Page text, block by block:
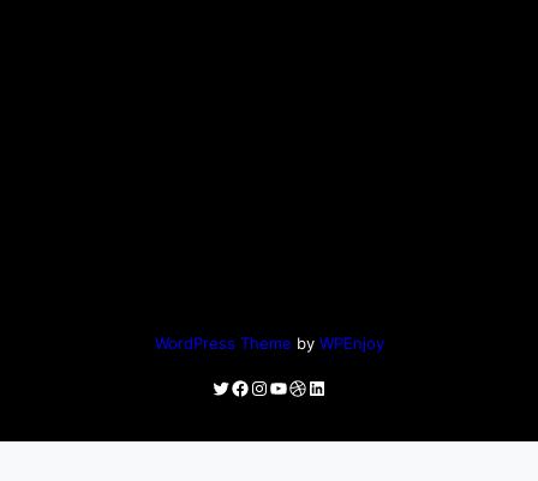
WordPress Theme by WPEnjoy
Twitter
Facebook
Instagram
YouTube
Dribbble
LinkedIn